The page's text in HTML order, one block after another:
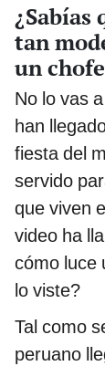
¿Sabías
tan
un
No lo vas
han
fiesta del
servido
que viven
video ha
cómo luce
lo viste?
Tal como
peruano